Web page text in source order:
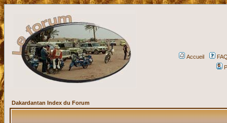
Accueil
Dakardantan Index du Forum